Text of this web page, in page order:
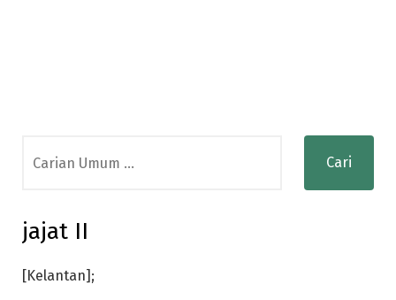
for:
jajat II
[Kelantan];